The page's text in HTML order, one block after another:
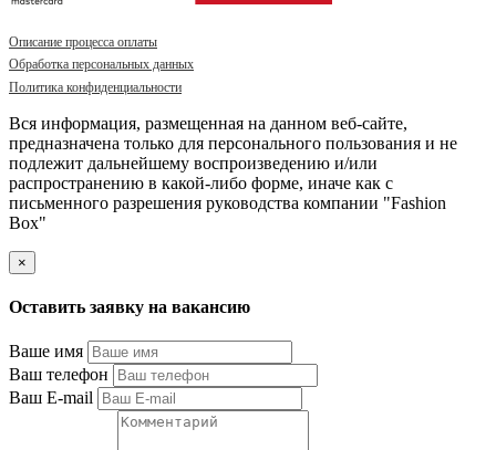
Описание процесса оплаты
Обработка персональных данных
Политика конфиденциальности
Вся информация, размещенная на данном веб-сайте,
предназначена только для персонального пользования и не
подлежит дальнейшему воспроизведению и/или
распространению в какой-либо форме, иначе как с
письменного разрешения руководства компании "Fashion
Box"
×
Оставить заявку на вакансию
Ваше имя
Ваш телефон
Ваш E-mail